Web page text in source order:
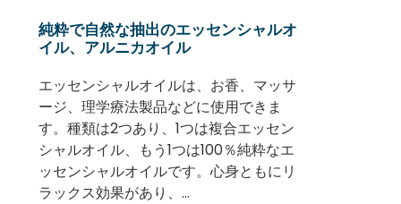
純粋で自然な抽出のエッセンシャルオ
イル、アルニカオイル
エッセンシャルオイルは、お香、マッサ
ージ、理学療法製品などに使用できま
す。種類は2つあり、1つは複合エッセン
シャルオイル、もう1つは100％純粋なエ
ッセンシャルオイルです。心身ともにリ
ラックス効果があり、…